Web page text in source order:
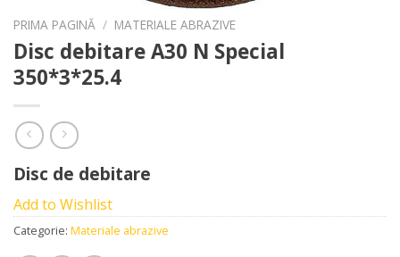
PRIMA PAGINĂ / MATERIALE ABRAZIVE
Disc debitare A30 N Special
350*3*25.4
Disc de debitare
Add to Wishlist
Categorie: Materiale abrazive